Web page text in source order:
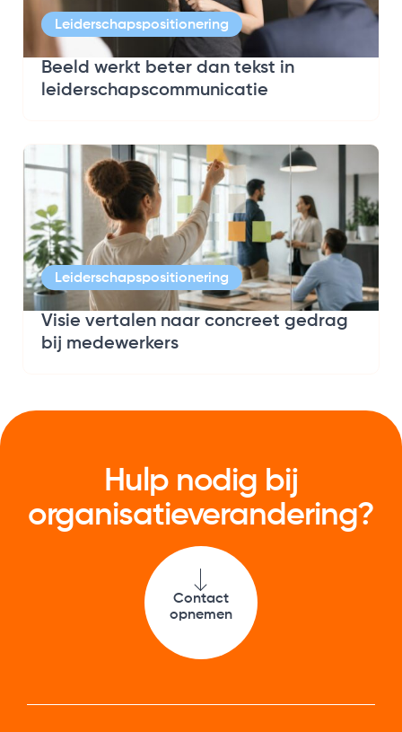
Leiderschapspositionering
Beeld werkt beter dan tekst in
leiderschapscommunicatie
Leiderschapspositionering
Visie vertalen naar concreet gedrag
bij medewerkers
Hulp nodig bij
organisatie­verandering?
Contact
opnemen